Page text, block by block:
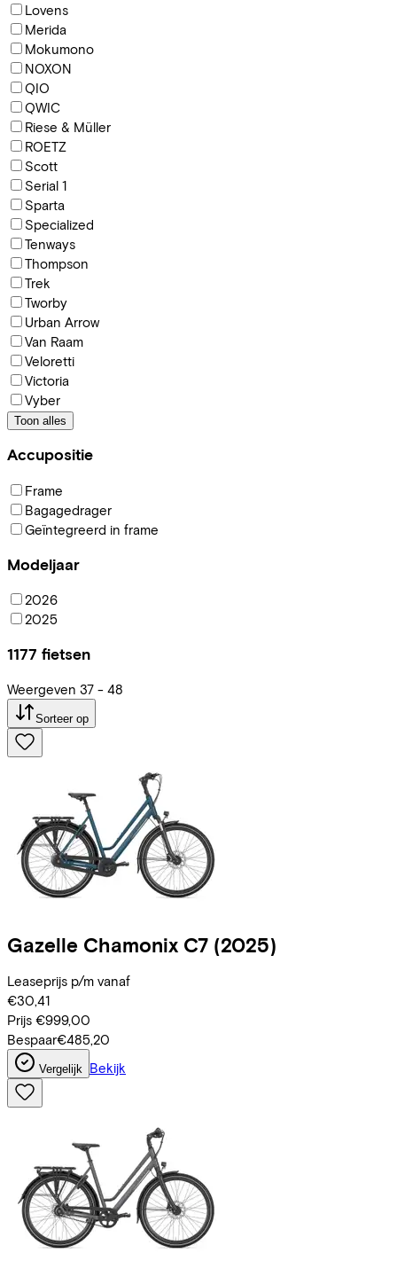
Lovens
Merida
Mokumono
NOXON
QIO
QWIC
Riese & Müller
ROETZ
Scott
Serial 1
Sparta
Specialized
Tenways
Thompson
Trek
Tworby
Urban Arrow
Van Raam
Veloretti
Victoria
Vyber
Toon alles
Accupositie
Frame
Bagagedrager
Geïntegreerd in frame
Modeljaar
2026
2025
1177 fietsen
Weergeven 37 - 48
Sorteer op
Gazelle Chamonix C7 (2025)
Leaseprijs p/m vanaf
€30,41
Prijs €999,00
Bespaar€485,20
Vergelijk Bekijk